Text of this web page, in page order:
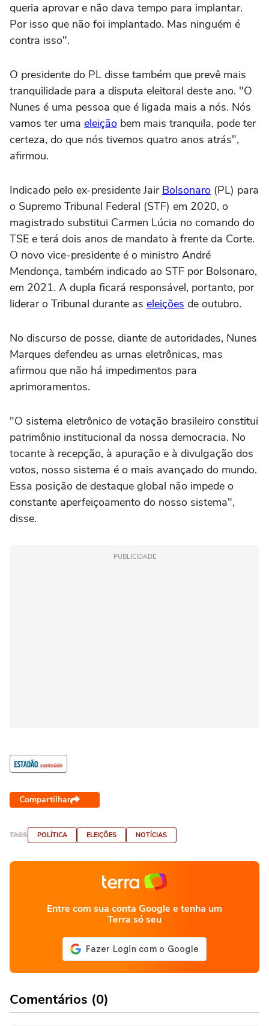
queria aprovar e não dava tempo para implantar.
Por isso que não foi implantado. Mas ninguém é
contra isso".
O presidente do PL disse também que prevê mais
tranquilidade para a disputa eleitoral deste ano. "O
Nunes é uma pessoa que é ligada mais a nós. Nós
vamos ter uma eleição bem mais tranquila, pode ter
certeza, do que nós tivemos quatro anos atrás",
afirmou.
Indicado pelo ex-presidente Jair Bolsonaro (PL) para
o Supremo Tribunal Federal (STF) em 2020, o
magistrado substitui Carmen Lúcia no comando do
TSE e terá dois anos de mandato à frente da Corte.
O novo vice-presidente é o ministro André
Mendonça, também indicado ao STF por Bolsonaro,
em 2021. A dupla ficará responsável, portanto, por
liderar o Tribunal durante as eleições de outubro.
No discurso de posse, diante de autoridades, Nunes
Marques defendeu as urnas eletrônicas, mas
afirmou que não há impedimentos para
aprimoramentos.
"O sistema eletrônico de votação brasileiro constitui
patrimônio institucional da nossa democracia. No
tocante à recepção, à apuração e à divulgação dos
votos, nosso sistema é o mais avançado do mundo.
Essa posição de destaque global não impede o
constante aperfeiçoamento do nosso sistema",
disse.
PUBLICIDADE
Compartilhar
TAGS POLÍTICA ELEIÇÕES NOTÍCIAS
Entre com sua conta Google e tenha um
Terra só seu
Comentários (0)